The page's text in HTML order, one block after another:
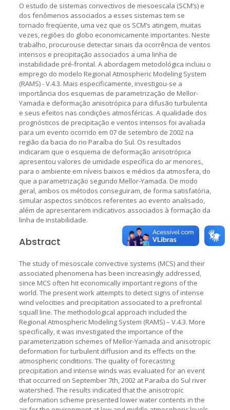
O estudo de sistemas convectivos de mesoescala (SCM’s) e
dos fenômenos associados a esses sistemas tem se
tornado freqüente, uma vez que os SCM’s atingem, muitas
vezes, regiões do globo economicamente importantes. Neste
trabalho, procurouse detectar sinais da ocorrência de ventos
intensos e precipitação associados a uma linha de
instabilidade pré-frontal. A abordagem metodológica incluiu o
emprego do modelo Regional Atmospheric Modeling System
(RAMS) - V.4.3. Mais especificamente, investigou-se a
importância dos esquemas de parametrização de Mellor-
Yamada e deformação anisotrópica para difusão turbulenta
e seus efeitos nas condições atmosféricas. A qualidade dos
prognósticos de precipitação e ventos intensos foi avaliada
para um evento ocorrido em 07 de setembro de 2002 na
região da bacia do rio Paraíba do Sul. Os resultados
indicaram que o esquema de deformação anisotrópica
apresentou valores de umidade específica do ar menores,
para o ambiente em níveis baixos e médios da atmosfera, do
que a parametrização segundo Mellor-Yamada. De modo
geral, ambos os métodos conseguiram, de forma satisfatória,
simular aspectos sinóticos referentes ao evento analisado,
além de apresentarem indicativos associados à formação da
linha de instabilidade.
Abstract
The study of mesoscale convective systems (MCS) and their
associated phenomena has been increasingly addressed,
since MCS often hit economically important regions of the
world. The present work attempts to detect signs of intense
wind velocities and precipitation associated to a prefrontal
squall line. The methodological approach included the
Regional Atmospheric Modeling System (RAMS) – V.4.3. More
specifically, it was investigated the importance of the
parameterization schemes of Mellor-Yamada and anisotropic
deformation for turbulent diffusion and its effects on the
atmospheric conditions. The quality of forecasting
precipitation and intense winds was evaluated for an event
that occurred on September 7th, 2002 at Paraiba do Sul river
watershed. The results indicated that the anisotropic
deformation scheme presented lower water contents in the